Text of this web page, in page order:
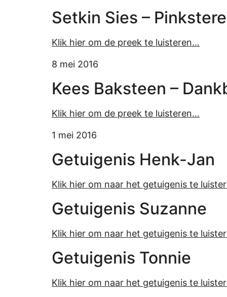
Setkin Sies –
Klik hier om de preek te luisteren…
8 mei 2016
Kees Baksteen –
Klik hier om de preek te luisteren…
1 mei 2016
Getuigenis Henk-Jan
Klik hier om naar het getuigenis te
Getuigenis Suzanne
Klik hier om naar het getuigenis te
Getuigenis Tonnie
Klik hier om naar het getuigenis te